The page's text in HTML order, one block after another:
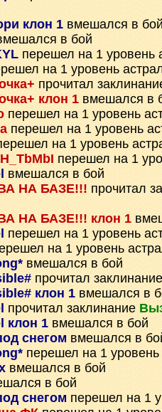
клон 1 вмешался в
в бой
перешел на 1 уровень
на 1 уровень
прочитал
клон 1 вмешался в
перешел на 1 уровень
перешел на 1 уровень
на 1 уровень
перешел на 1
вмешался в бой
НА БАЗЕ!!! прочитал
НА БАЗЕ!!! клон 1
перешел на 1 уровень
на 1 уровень
вмешался в бой
прочитал
клон 1 вмешался в
прочитал заклинание
клон 1 вмешался в бой
снегом вмешался в
перешел на 1 уровень
вмешался в бой
в бой
снегом перешел на 1